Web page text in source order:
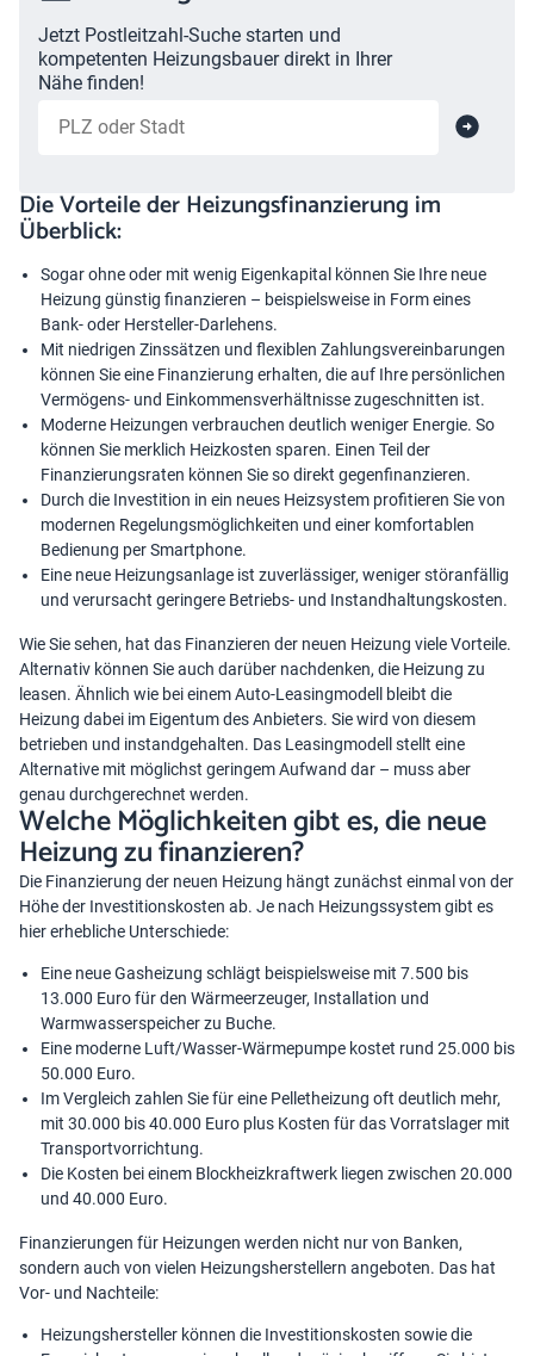
Jetzt Postleitzahl-Suche starten und
kompetenten Heizungsbauer direkt in Ihrer
Nähe finden!
Die Vorteile der Heizungsfinanzierung im
Überblick:
Sogar ohne oder mit wenig Eigenkapital können Sie Ihre neue
Heizung günstig finanzieren – beispielsweise in Form eines
Bank- oder Hersteller-Darlehens.
Mit niedrigen Zinssätzen und flexiblen Zahlungsvereinbarungen
können Sie eine Finanzierung erhalten, die auf Ihre persönlichen
Vermögens- und Einkommensverhältnisse zugeschnitten ist.
Moderne Heizungen verbrauchen deutlich weniger Energie. So
können Sie merklich Heizkosten sparen. Einen Teil der
Finanzierungsraten können Sie so direkt gegenfinanzieren.
Durch die Investition in ein neues Heizsystem profitieren Sie von
modernen Regelungsmöglichkeiten und einer komfortablen
Bedienung per Smartphone.
Eine neue Heizungsanlage ist zuverlässiger, weniger störanfällig
und verursacht geringere Betriebs- und Instandhaltungskosten.
Wie Sie sehen, hat das Finanzieren der neuen Heizung viele Vorteile.
Alternativ können Sie auch darüber nachdenken, die Heizung zu
leasen. Ähnlich wie bei einem Auto-Leasingmodell bleibt die
Heizung dabei im Eigentum des Anbieters. Sie wird von diesem
betrieben und instandgehalten. Das Leasingmodell stellt eine
Alternative mit möglichst geringem Aufwand dar – muss aber
genau durchgerechnet werden.
Welche Möglichkeiten gibt es, die neue
Heizung zu finanzieren?
Die Finanzierung der neuen Heizung hängt zunächst einmal von der
Höhe der Investitionskosten ab. Je nach Heizungssystem gibt es
hier erhebliche Unterschiede:
Eine neue Gasheizung schlägt beispielsweise mit 7.500 bis
13.000 Euro für den Wärmeerzeuger, Installation und
Warmwasserspeicher zu Buche.
Eine moderne Luft/Wasser-Wärmepumpe kostet rund 25.000 bis
50.000 Euro.
Im Vergleich zahlen Sie für eine Pelletheizung oft deutlich mehr,
mit 30.000 bis 40.000 Euro plus Kosten für das Vorratslager mit
Transportvorrichtung.
Die Kosten bei einem Blockheizkraftwerk liegen zwischen 20.000
und 40.000 Euro.
Finanzierungen für Heizungen werden nicht nur von Banken,
sondern auch von vielen Heizungsherstellern angeboten. Das hat
Vor- und Nachteile:
Heizungshersteller können die Investitionskosten sowie die